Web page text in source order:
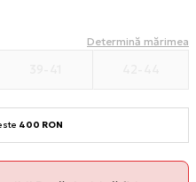
Determină mărimea
400 RON